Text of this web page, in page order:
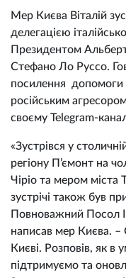
Мер Києва Віталій
делегацією
Президентом
Стефано Ло Руссо.
посилення допомоги
російським
своєму Telegram-
«Зустрівся у
регіону П’ємонт на
Чіріо та мером
зустрічі також був
Повноважний Посол
написав мер Києва. –
Києві. Розповів, як в
підтримуємо та